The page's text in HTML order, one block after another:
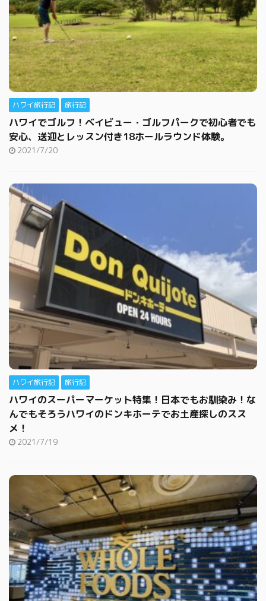
ハワイ旅行記 旅行記
ハワイでゴルフ！ベイビュー・ゴルフパークで初心者でも
安心、送迎とレッスン付き18ホールラウンド体験。
2021/7/20
ハワイ旅行記 旅行記
ハワイのスーパーマーケット特集！日本でもお馴染み！な
んでもそろうハワイのドンキホーテでお土産探しのスス
メ！
2021/7/19